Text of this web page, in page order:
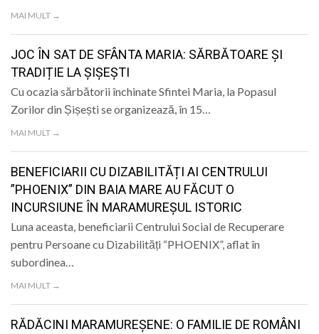
MAI MULT →
JOC ÎN SAT DE SFÂNTA MARIA: SĂRBĂTOARE ȘI
TRADIȚIE LA ȘIȘEȘTI
Cu ocazia sărbătorii închinate Sfintei Maria, la Popasul
Zorilor din Șișești se organizează, în 15…
MAI MULT →
BENEFICIARII CU DIZABILITĂȚI AI CENTRULUI
”PHOENIX” DIN BAIA MARE AU FĂCUT O
INCURSIUNE ÎN MARAMUREȘUL ISTORIC
Luna aceasta, beneficiarii Centrului Social de Recuperare
pentru Persoane cu Dizabilități “PHOENIX”, aflat în
subordinea…
MAI MULT →
RĂDĂCINI MARAMUREȘENE: O FAMILIE DE ROMÂNI